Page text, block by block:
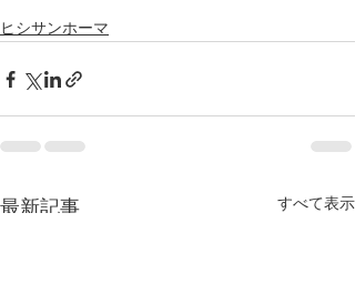
ヒシサンホーマ
最新記事 すべて表示